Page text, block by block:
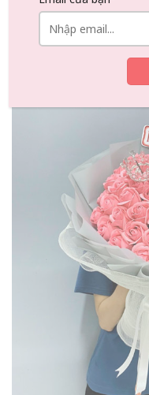
ấm áp để thể hiện
mình. Hãy dùng
bày tỏ lòng biết ơn đến
khỏe và hạnh phúc